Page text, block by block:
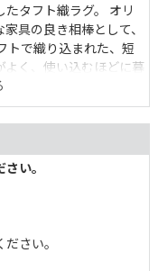
タフト織ラグ。 オリ
具の良き相棒として、
トで織り込まれた、短
よく、使い込むほどに暮
ならではのラフな表情
。 オールシーズン通
コンパクトなリビング
。
い。
さい。